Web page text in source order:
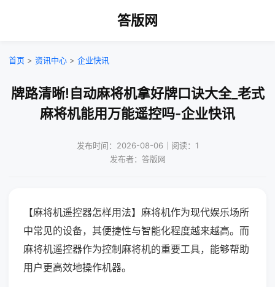
答版网
首页 > 资讯中心 > 企业快讯
牌路清晰!自动麻将机拿好牌口诀大全_老式
麻将机能用万能遥控吗-企业快讯
发布时间：2026-08-06｜阅读：1
发布者：答版网
【麻将机遥控器怎样用法】麻将机作为现代娱乐场所
中常见的设备，其便捷性与智能化程度越来越高。而
麻将机遥控器作为控制麻将机的重要工具，能够帮助
用户更高效地操作机器。